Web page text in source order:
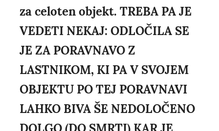
za celoten objekt. TREBA PA JE
VEDETI NEKAJ: ODLOČILA SE
JE ZA PORAVNAVO Z
LASTNIKOM, KI PA V SVOJEM
OBJEKTU PO TEJ PORAVNAVI
LAHKO BIVA ŠE NEDOLOČENO